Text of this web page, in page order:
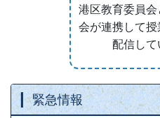
港区教育委員
会が連携して
配信して
緊急情報